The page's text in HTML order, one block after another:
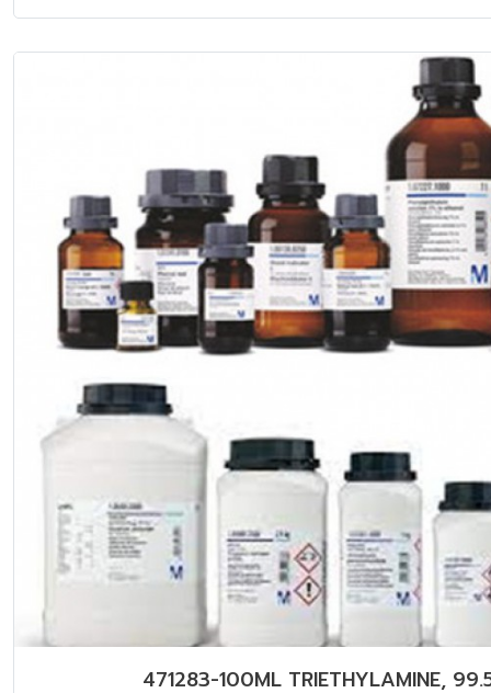
471283-100ML TRIETHYLAMINE,